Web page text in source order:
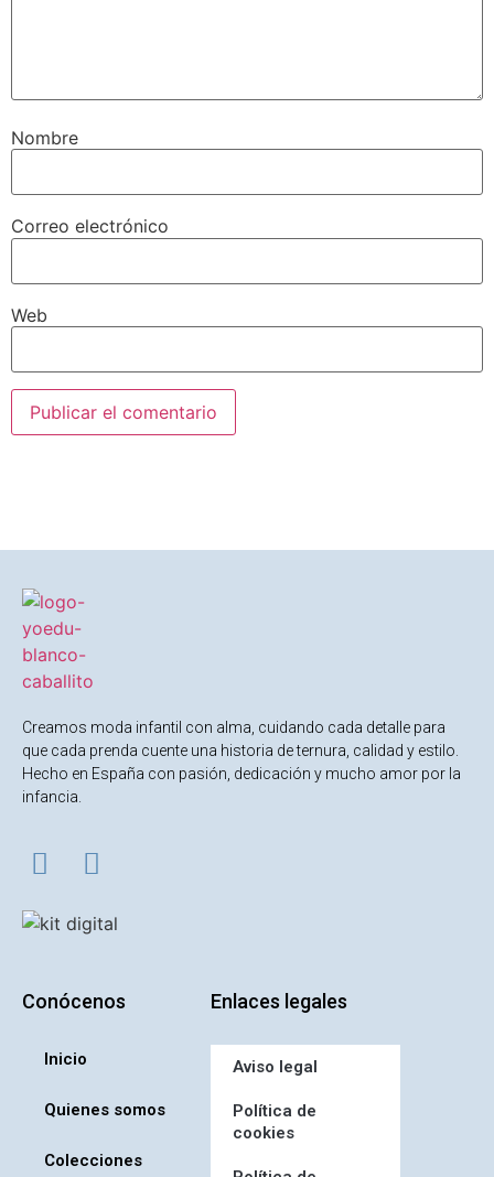
Nombre
Correo electrónico
Web
Creamos moda infantil con alma, cuidando cada detalle para
que cada prenda cuente una historia de ternura, calidad y estilo.
Hecho en España con pasión, dedicación y mucho amor por la
infancia.
Conócenos
Inicio
Quienes somos
Colecciones
Enlaces legales
Aviso legal
Política de
cookies